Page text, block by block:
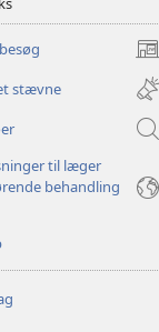
nyt
stævne
til læger
behandling